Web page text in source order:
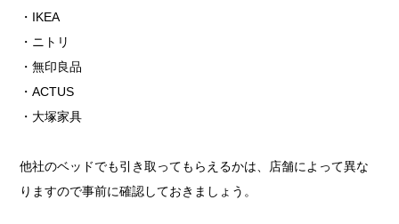
・IKEA
・ニトリ
・無印良品
・ACTUS
・大塚家具
他社のベッドでも引き取ってもらえるかは、店舗によって異な
りますので事前に確認しておきましょう。